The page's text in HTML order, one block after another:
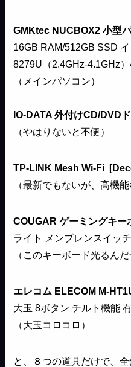
GMKtec NUCBOX2小型
16GB RAM/512GB SSD
8279U（2.4GHz-4.1GHz
（メインパソコン）
IO-DATA外付けCD/DVD
（やはりないと不便）
TP-LINK Mesh Wi-Fi
（最新でもないが、高機
COUGARゲーミングキー
ライト メンブレンスイッ
（このキーボード光るんだ
エレコム ELECOM M-
大玉 8ボタン チルト機能
（大玉コロコロ）
と、８つの道具だけで、